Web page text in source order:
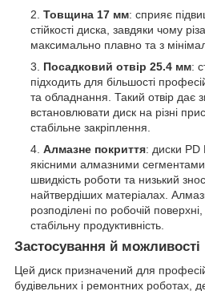
Товщина 17 мм: сприяє
стійкості диска, завдяки чому
максимально плавно та з
Посадковий отвір 25.4 мм:
підходить для більшості
та обладнання. Такий отвір дає
встановлювати диск на різні
стабільне закріплення.
Алмазне покриття: диски PD
якісними алмазними
швидкість роботи та низький
найтвердіших матеріалах.
розподілені по робочій
стабільну продуктивність.
Застосування й можливості
Цей диск призначений для
будівельних і ремонтних роботах,